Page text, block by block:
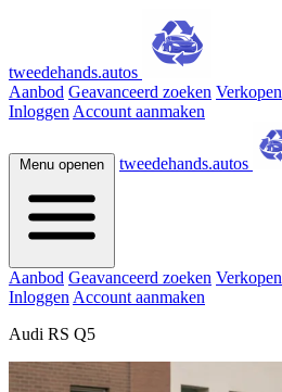
tweedehands.autos
Aanbod Geavanceerd zoeken Verkopen
Inloggen Account aanmaken
Menu openen tweedehands.autos
Aanbod Geavanceerd zoeken Verkopen
Inloggen Account aanmaken
Audi RS Q5